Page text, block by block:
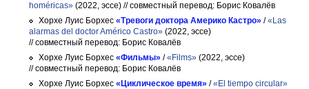
homéricas» (2022, эссе) // совместный перевод: Борис Ковалёв
Хорхе Луис Борхес «Тревоги доктора Америко Кастро» /«Las
alarmas del doctor Américo Castro» (2022, эссе)
// совместный перевод: Борис Ковалёв
Хорхе Луис Борхес «Фильмы» /«Films» (2022, эссе)
// совместный перевод: Борис Ковалёв
Хорхе Луис Борхес «Циклическое время» /«El tiempo circular»